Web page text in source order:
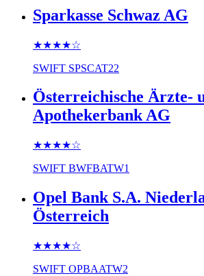
Sparkasse Schwaz AG
★★★★☆
SWIFT SPSCAT22
Österreichische Ärzte-
Apothekerbank AG
★★★★☆
SWIFT BWFBATW1
Opel Bank S.A.
Österreich
★★★★☆
SWIFT OPBAATW2